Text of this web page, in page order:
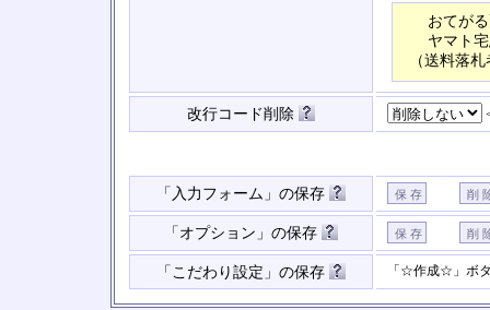
おてが
ヤマト
（送料落
改行コード削除
「入力フォーム」の保存
「オプション」の保存
「こだわり設定」の保存 「☆作成☆」ボ